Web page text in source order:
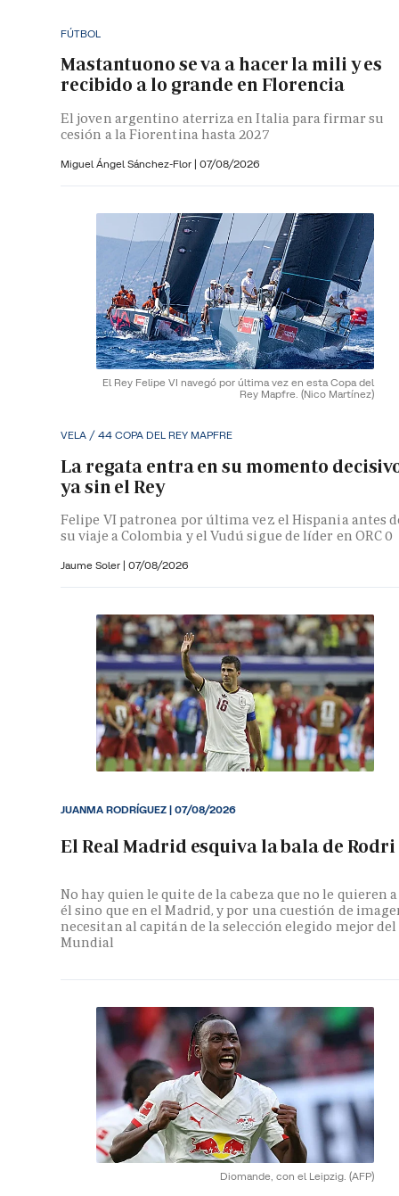
FÚTBOL
Mastantuono se va a hacer la mili y es
recibido a lo grande en Florencia
El joven argentino aterriza en Italia para firmar su
cesión a la Fiorentina hasta 2027
Miguel Ángel Sánchez-Flor | 07/08/2026
El Rey Felipe VI navegó por última vez en esta Copa del
Rey Mapfre. (Nico Martínez)
VELA / 44 COPA DEL REY MAPFRE
La regata entra en su momento
ya sin el Rey
Felipe VI patronea por última vez el Hispania antes
su viaje a Colombia y el Vudú sigue de líder en ORC 0
Jaume Soler | 07/08/2026
El Real Madrid esquiva la bala de Rodri
No hay quien le quite de la cabeza que no le quieren a
él sino que en el Madrid, y por una cuestión de
necesitan al capitán de la selección elegido mejor del
Mundial
JUANMA RODRÍGUEZ|07/08/2026
Diomande, con el Leipzig. (AFP)